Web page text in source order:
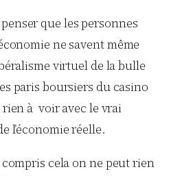
que les personnes
ne savent même
virtuel de la bulle
paris boursiers du casino
rien à voir avec le vrai
l’économie réelle.
compris cela on ne peut rien